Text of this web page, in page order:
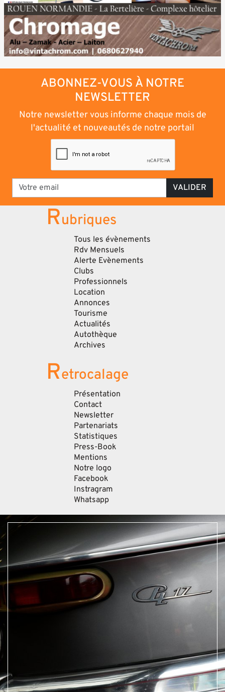
ABONNEZ-VOUS À NOTRE
NEWSLETTER
Notre newsletter vous informe chaque mois de
l'actualité et nouveautés de notre portail
VALIDER
Rubriques
Tous les évènements
Rdv Mensuels
Alerte Evènements
Clubs
Professionnels
Location
Annonces
Tourisme
Actualités
Autothèque
Archives
Retrocalage
Présentation
Contact
Newsletter
Partenariats
Statistiques
Press-Book
Mentions
Notre logo
Facebook
Instragram
Whatsapp